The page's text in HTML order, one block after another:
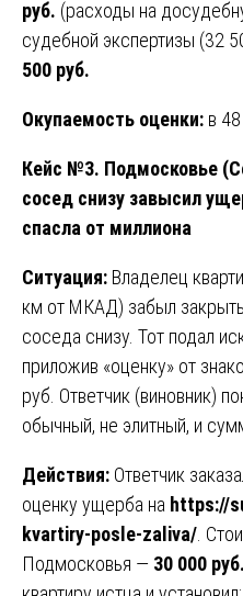
руб. (расходы на
судебной экспертизы (32
500 руб.
Окупаемость оценки: в 48
Кейс №3. Подмосковье
сосед снизу завысил
спасла от миллиона
Ситуация: Владелец
км от МКАД) забыл
соседа снизу. Тот подал
приложив «оценку» от
руб. Ответчик (виновник)
обычный, не элитный, и
Действия: Ответчик
оценку ущерба на https://
kvartiry-posle-zaliva/ .
Подмосковья — 30 000 руб.